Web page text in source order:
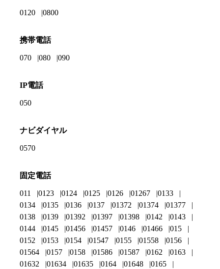
0120 0800
携帯電話
070 080 090
IP電話
050
ナビダイヤル
0570
固定電話
011 0123 0124 0125 0126 01267
0133
0134
0135 0136 0137 01372 01374
01377
0138
0139 01392 01397 01398 0142
0143
0144
0145 01456 01457 0146 01466
015
0152
0153 0154 01547 0155 01558
0156
01564
0157 0158 01586 01587 0162
0163
01632
01634 01635 0164 01648
0165